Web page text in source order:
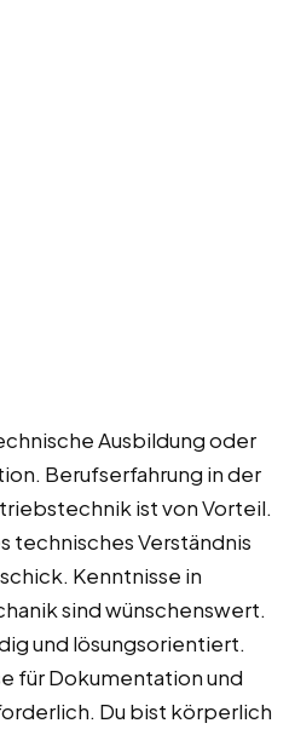
Ausbildung oder
Berufserfahrung in der
ist von Vorteil.
technisches Verständnis
Kenntnisse in
sind wünschenswert.
und lösungsorientiert.
für Dokumentation und
Du bist körperlich